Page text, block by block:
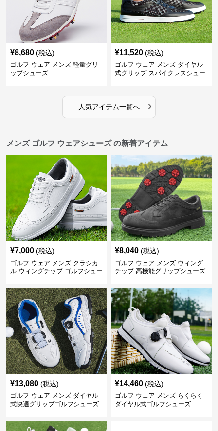
¥8,680 (税込)
ゴルフ ウェア メンズ 軽量グリ
ップシューズ
¥11,520 (税込)
ゴルフ ウェア メンズ ダイヤル
式グリップ スパイクレスシュー
人気アイテム一覧へ ›
メンズ ゴルフ ウェアシューズ の新着アイテム
¥7,000 (税込)
ゴルフ ウェア メンズ クラシカ
ル ウィングチップ ゴルフシュー
¥8,040 (税込)
ゴルフ ウェア メンズ ウィング
チップ 高機能グリップシューズ
¥13,080 (税込)
ゴルフ ウェア メンズ ダイヤル
式快適グリップゴルフシューズ
¥14,460 (税込)
ゴルフ ウェア メンズ らくらく
ダイヤル式ゴルフシューズ